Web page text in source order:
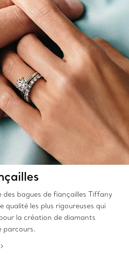
bagues de fiançailles Tiffany
qualité les plus rigoureuses qui
la création de diamants
parcours.